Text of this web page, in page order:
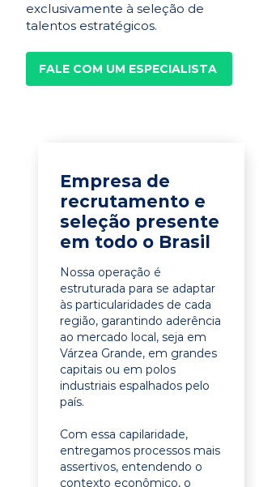
exclusivamente à seleção de
talentos estratégicos.
FALE COM UM ESPECIALISTA
Empresa de
recrutamento e
seleção presente
em todo o Brasil
Nossa operação é
estruturada para se adaptar
às particularidades de cada
região, garantindo aderência
ao mercado local, seja em
Várzea Grande, em grandes
capitais ou em polos
industriais espalhados pelo
país.
Com essa capilaridade,
entregamos processos mais
assertivos, entendendo o
contexto econômico, o